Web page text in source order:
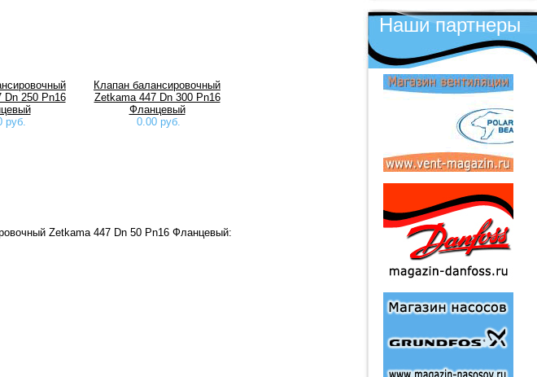
Наши партнеры
Dn 250 Pn16
руб.
Клапан балансировочный
Zetkama 447 Dn 300 Pn16
Фланцевый
0.00 руб.
Zetkama 447 Dn 50 Pn16 Фланцевый: